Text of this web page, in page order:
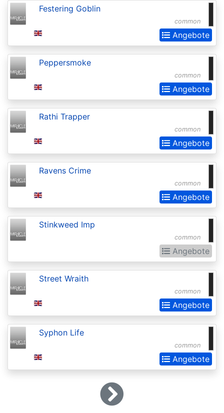
Kamigawa
Champs
States
Promos
Chronicles
Clash
Pack
Promos
Coldsnap
Coldsnap:
Theme
Commander
Commander
Commander
2014
Commander
Commander
Commander
common
Festering Goblin
Angebote
common
Peppersmoke
Angebote
common
Rathi Trapper
Angebote
common
Ravens Crime
Angebote
common
Stinkweed Imp
Angebote
common
Street Wraith
Angebote
common
Syphon Life
Angebote